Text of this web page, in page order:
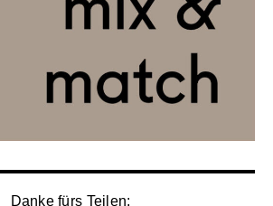
Danke fürs Teilen: